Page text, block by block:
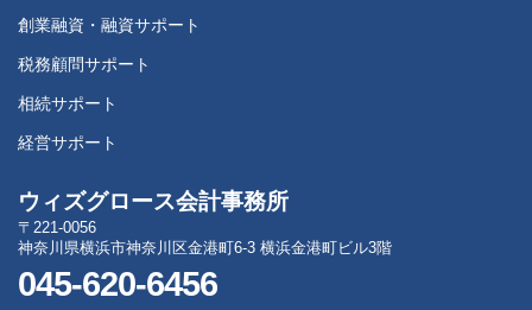
創業融資・融資サポート
税務顧問サポート
相続サポート
経営サポート
ウィズグロース会計事務所
〒221-0056
神奈川県横浜市神奈川区金港町6-3 横浜金港町ビル3階
045-620-6456